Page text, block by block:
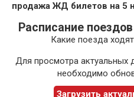
продажа ЖД билетов на 5
Расписание
Какие поезда
Для просмотра актуальных
необходимо
Загрузить